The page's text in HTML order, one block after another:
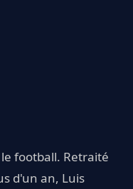
football. Retraité
d'un an, Luis